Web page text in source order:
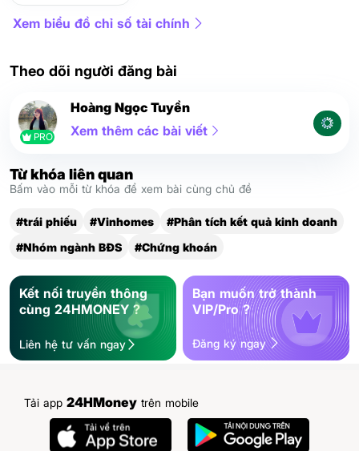
Xem biểu đồ chỉ số tài chính
Theo dõi người đăng bài
PRO
Hoàng Ngọc Tuyền
Xem thêm các bài viết
Từ khóa liên quan
Bấm vào mỗi từ khóa để xem bài cùng chủ đề
#trái phiếu #Vinhomes
#Phân tích kết quả kinh doanh
#Nhóm ngành BĐS
#Chứng khoán
Kết nối truyền thông
cùng 24HMONEY ?
Liên hệ tư vấn ngay
Bạn muốn trở thành
VIP/Pro ?
Đăng ký ngay
Tải app 24HMoney trên mobile